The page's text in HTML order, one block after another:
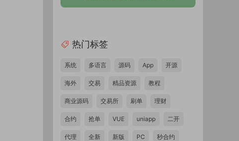
热门标签
系统 多语言 源码 App 开源
海外 交易 精品资源 教程
商业源码 交易所 刷单 理财
合约 抢单 VUE uniapp 二开
代理 全新 新版 PC 秒合约